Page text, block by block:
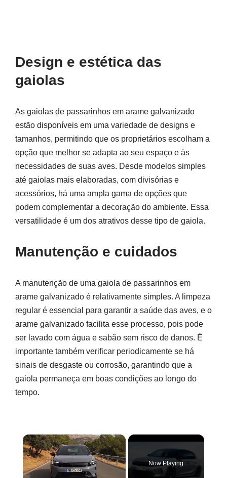
Design e estética das
gaiolas
As gaiolas de passarinhos em arame galvanizado
estão disponíveis em uma variedade de designs e
tamanhos, permitindo que os proprietários escolham a
opção que melhor se adapta ao seu espaço e às
necessidades de suas aves. Desde modelos simples
até gaiolas mais elaboradas, com divisórias e
acessórios, há uma ampla gama de opções que
podem complementar a decoração do ambiente. Essa
versatilidade é um dos atrativos desse tipo de gaiola.
Manutenção e cuidados
A manutenção de uma gaiola de passarinhos em
arame galvanizado é relativamente simples. A limpeza
regular é essencial para garantir a saúde das aves, e o
arame galvanizado facilita esse processo, pois pode
ser lavado com água e sabão sem risco de danos. É
importante também verificar periodicamente se há
sinais de desgaste ou corrosão, garantindo que a
gaiola permaneça em boas condições ao longo do
tempo.
×
Now Playing